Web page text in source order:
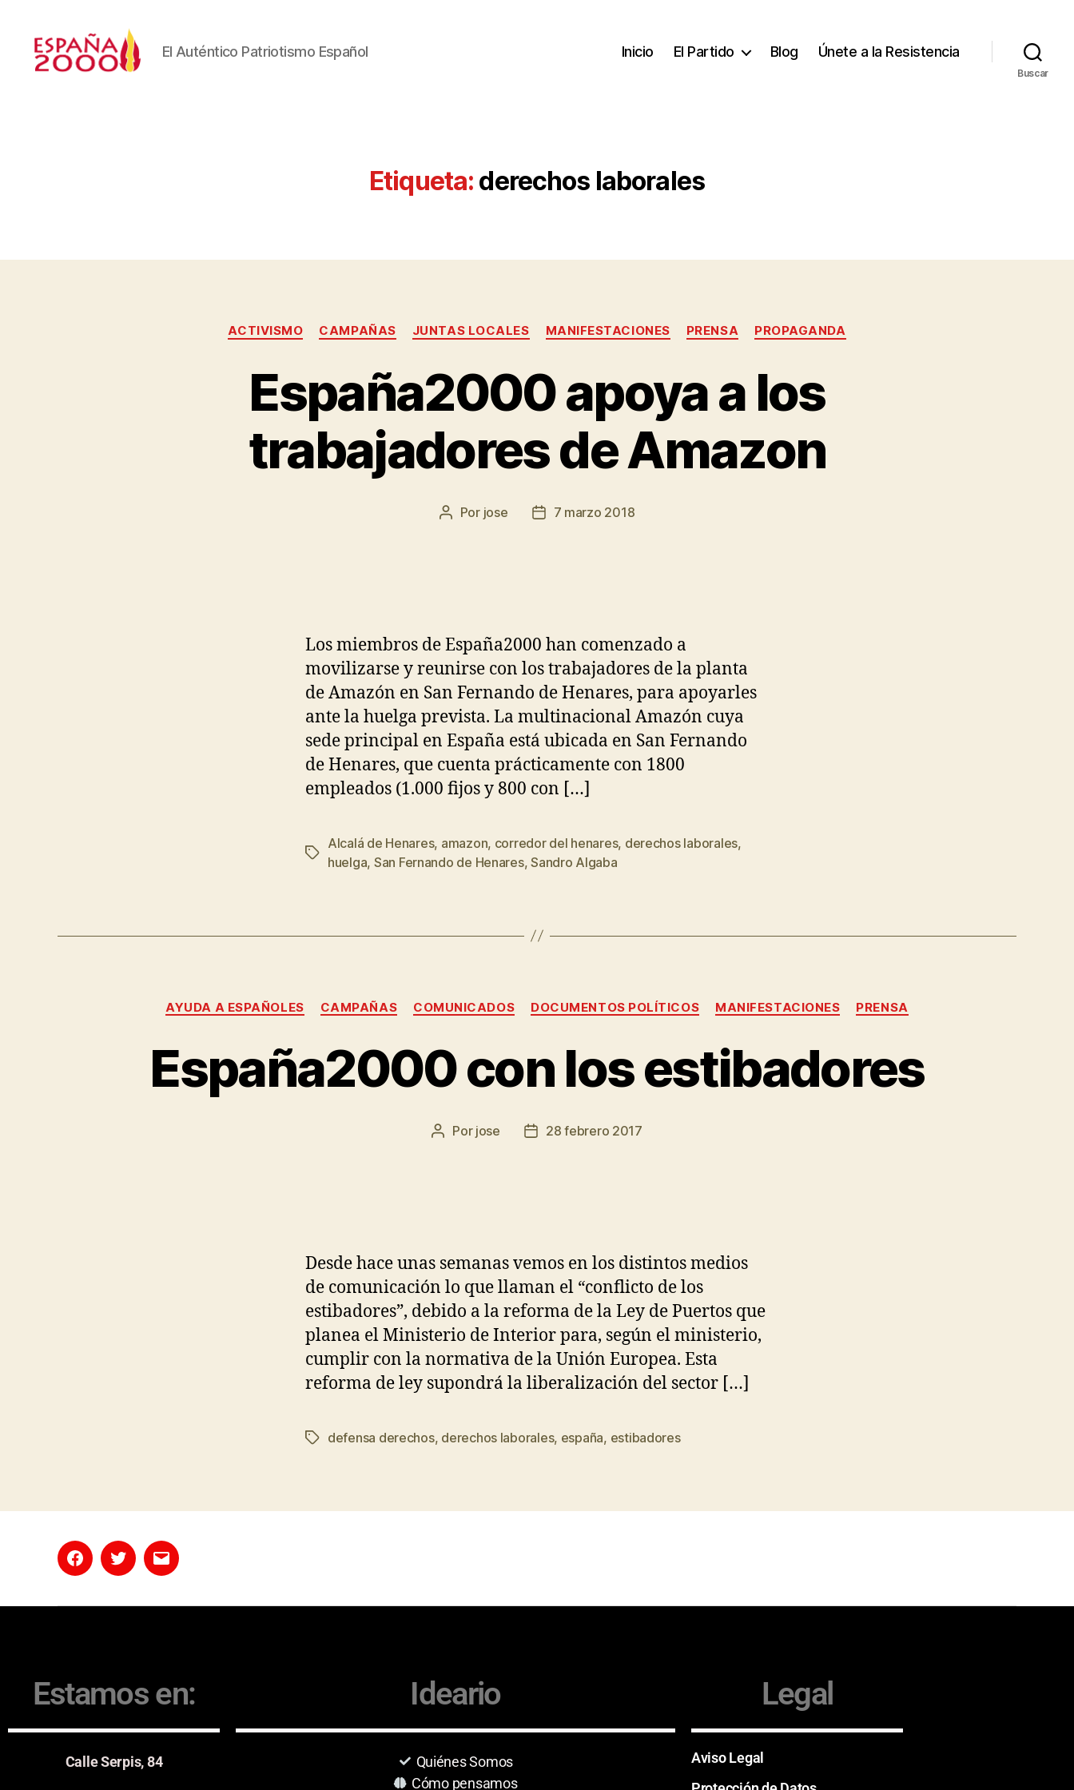
El Auténtico Patriotismo Español Inicio El Partido Blog Únete a la Resistencia
Buscar
Etiqueta: derechos laborales
ACTIVISMO CAMPAÑAS JUNTAS LOCALES MANIFESTACIONES PRENSA PROPAGANDA
España2000 apoya a los
trabajadores de Amazon
Por jose 7 marzo 2018
Los miembros de España2000 han comenzado a
movilizarse y reunirse con los trabajadores de la planta
de Amazón en San Fernando de Henares, para apoyarles
ante la huelga prevista. La multinacional Amazón cuya
sede principal en España está ubicada en San Fernando
de Henares, que cuenta prácticamente con 1800
empleados (1.000 fijos y 800 con […]
Alcalá de Henares, amazon, corredor del henares, derechos laborales,
huelga, San Fernando de Henares,Sandro Algaba
AYUDA A ESPAÑOLES CAMPAÑAS COMUNICADOS DOCUMENTOS POLÍTICOS MANIFESTACIONES PRENSA
España2000 con los estibadores
Por jose 28 febrero 2017
Desde hace unas semanas vemos en los distintos medios
de comunicación lo que llaman el “conflicto de los
estibadores”, debido a la reforma de la Ley de Puertos que
planea el Ministerio de Interior para, según el ministerio,
cumplir con la normativa de la Unión Europea. Esta
reforma de ley supondrá la liberalización del sector […]
defensa derechos, derechos laborales, españa, estibadores
Estamos en:
Calle Serpis, 84
Ideario
Quiénes Somos
Cómo pensamos
Legal
Aviso Legal